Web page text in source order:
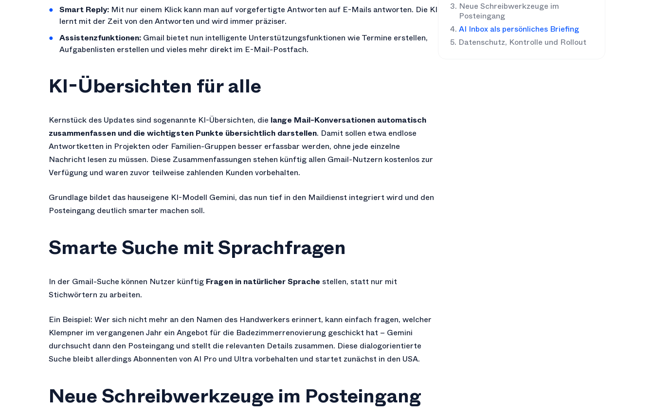
Neue Schreibwerkzeuge im
Posteingang
AI Inbox als persönliches Briefing
Datenschutz, Kontrolle und Rollout
Smart Reply: Mit nur einem Klick kann man auf vorgefertigte Antworten auf E-Mails antworten. Die KI
lernt mit der Zeit von den Antworten und wird immer präziser.
Assistenzfunktionen: Gmail bietet nun intelligente Unterstützungsfunktionen wie Termine erstellen,
Aufgabenlisten erstellen und vieles mehr direkt im E-Mail-Postfach.
KI-Übersichten für alle
Kernstück des Updates sind sogenannte KI-Übersichten, die lange Mail-Konversationen automatisch
zusammenfassen und die wichtigsten Punkte übersichtlich darstellen. Damit sollen etwa endlose
Antwortketten in Projekten oder Familien-Gruppen besser erfassbar werden, ohne jede einzelne
Nachricht lesen zu müssen. Diese Zusammenfassungen stehen künftig allen Gmail-Nutzern kostenlos zur
Verfügung und waren zuvor teilweise zahlenden Kunden vorbehalten.
Grundlage bildet das hauseigene KI-Modell Gemini, das nun tief in den Maildienst integriert wird und den
Posteingang deutlich smarter machen soll.
Smarte Suche mit Sprachfragen
In der Gmail-Suche können Nutzer künftig Fragen in natürlicher Sprache stellen, statt nur mit
Stichwörtern zu arbeiten.
Ein Beispiel: Wer sich nicht mehr an den Namen des Handwerkers erinnert, kann einfach fragen, welcher
Klempner im vergangenen Jahr ein Angebot für die Badezimmerrenovierung geschickt hat – Gemini
durchsucht dann den Posteingang und stellt die relevanten Details zusammen. Diese dialogorientierte
Suche bleibt allerdings Abonnenten von AI Pro und Ultra vorbehalten und startet zunächst in den USA.
Neue Schreibwerkzeuge im Posteingang